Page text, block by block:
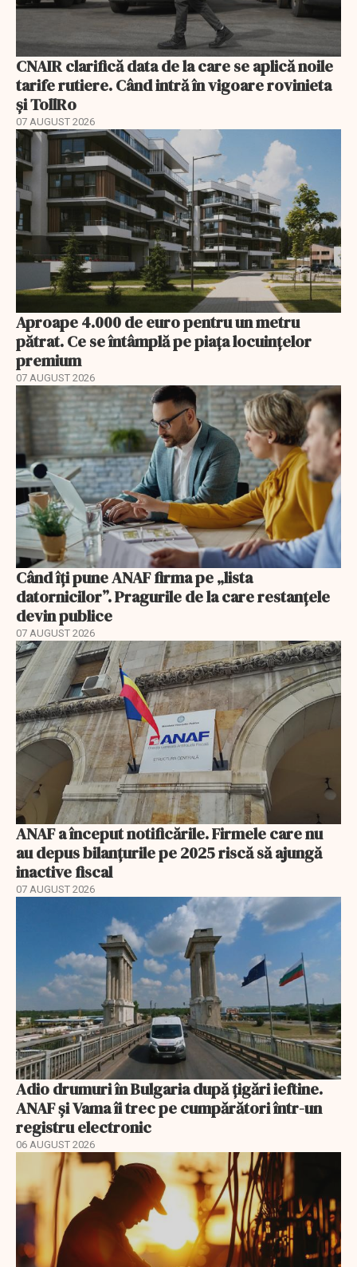
CNAIR clarifică data de la care se aplică noile
tarife rutiere. Când intră în vigoare rovinieta
și TollRo
07 AUGUST 2026
Aproape 4.000 de euro pentru un metru
pătrat. Ce se întâmplă pe piața locuințelor
premium
07 AUGUST 2026
Când îți pune ANAF firma pe „lista
datornicilor”. Pragurile de la care restanțele
devin publice
07 AUGUST 2026
ANAF a început notificările. Firmele care nu
au depus bilanțurile pe 2025 riscă să ajungă
inactive fiscal
07 AUGUST 2026
Adio drumuri în Bulgaria după țigări ieftine.
ANAF și Vama îi trec pe cumpărători într-un
registru electronic
06 AUGUST 2026